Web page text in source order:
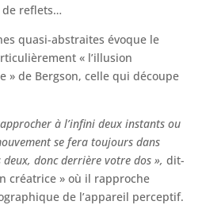
reflets…
quasi-abstraites évoque le
« l’illusion
» de Bergson, celle qui découpe
à l’infini deux instants ou
se fera toujours dans
donc derrière votre dos », dit-
créatrice » où il rapproche
de l’appareil perceptif.